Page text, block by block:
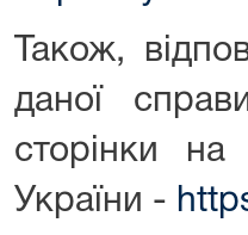
Також,
даної
сторінки на
України -